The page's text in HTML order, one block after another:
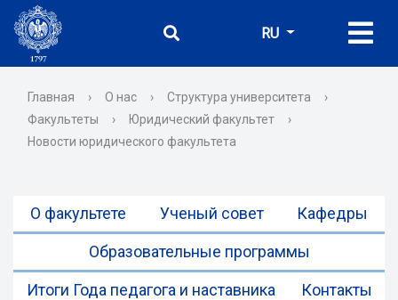
RU
Главная › О нас › Структура университета
›
Факультеты
› Юридический факультет
›
Новости юридического факультета
О факультете Ученый совет Кафедры
Образовательные программы
Итоги Года педагога и наставника Контакты